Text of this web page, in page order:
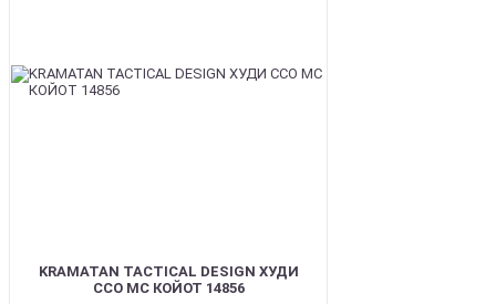
KRAMATAN TACTICAL DESIGN ХУДИ
ССО МС КОЙОТ 14856